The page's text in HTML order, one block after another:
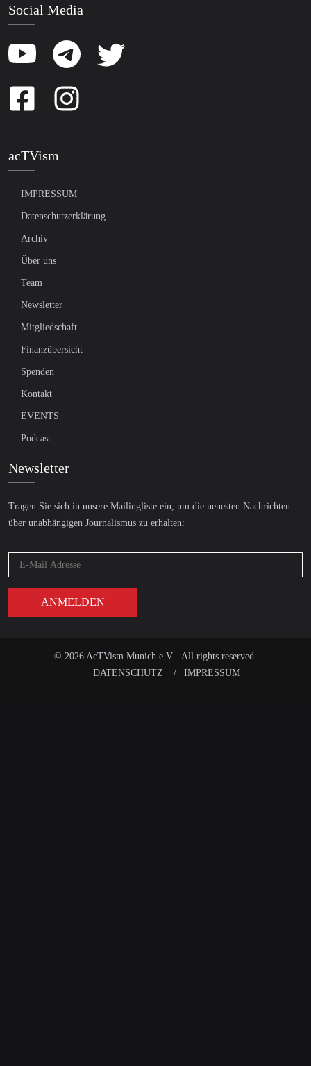
Social Media
acTVism
IMPRESSUM
Datenschutzerklärung
Archiv
Über uns
Team
Newsletter
Mitgliedschaft
Finanzübersicht
Spenden
Kontakt
EVENTS
Podcast
Newsletter
Tragen Sie sich in unsere Mailingliste ein, um die neuesten Nachrichten
über unabhängigen Journalismus zu erhalten:
© 2026 AcTVism Munich e.V. | All rights reserved.
DATENSCHUTZ
IMPRESSUM